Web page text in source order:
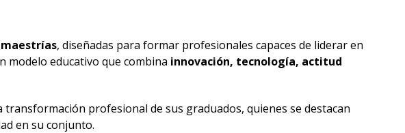
, diseñadas para formar profesionales capaces de liderar en
modelo educativo que combina innovación, tecnología, actitud
profesional de sus graduados, quienes se destacan
en su conjunto.